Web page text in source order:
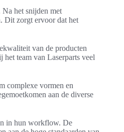
Na het snijden met
Dit zorgt ervoor dat het
van de producten
team van Laserparts veel
complexe vormen en
aan de diverse
in hun workflow. De